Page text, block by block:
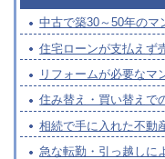
中古で築30～50年のマ
住宅ローンが支払えず
リフォームが必要なマ
住み替え・買い替えで
相続で手に入れた不動
急な転勤・引っ越しに